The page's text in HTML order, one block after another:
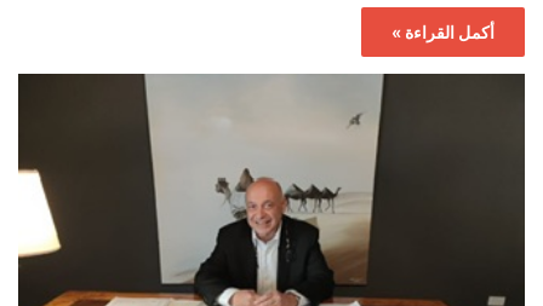
أكمل القراءة »